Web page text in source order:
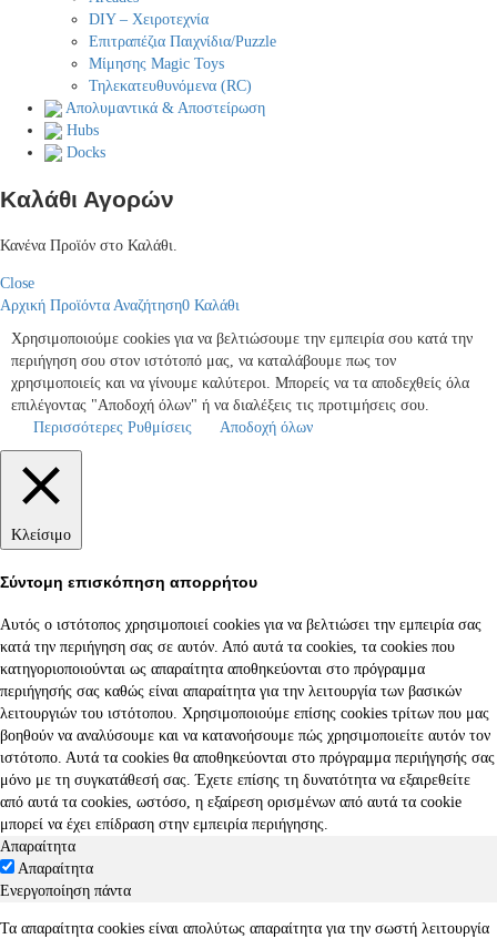
DIY – Χειροτεχνία
Επιτραπέζια Παιχνίδια/Puzzle
Μίμησης Magic Toys
Τηλεκατευθυνόμενα (RC)
Απολυμαντικά & Αποστείρωση
Hubs
Docks
Καλάθι Αγορών
Κανένα Προϊόν στο Καλάθι.
Close
Αρχική Προϊόντα Αναζήτηση0 Καλάθι
Χρησιμοποιούμε cookies για να βελτιώσουμε την εμπειρία σου κατά την
περιήγηση σου στον ιστότοπό μας, να καταλάβουμε πως τον
χρησιμοποιείς και να γίνουμε καλύτεροι. Μπορείς να τα αποδεχθείς όλα
επιλέγοντας "Αποδοχή όλων" ή να διαλέξεις τις προτιμήσεις σου.
Περισσότερες Ρυθμίσεις
Αποδοχή όλων
Κλείσιμο
Σύντομη επισκόπηση απορρήτου
Αυτός ο ιστότοπος χρησιμοποιεί cookies για να βελτιώσει την εμπειρία σας
κατά την περιήγηση σας σε αυτόν. Από αυτά τα cookies, τα cookies που
κατηγοριοποιούνται ως απαραίτητα αποθηκεύονται στο πρόγραμμα
περιήγησής σας καθώς είναι απαραίτητα για την λειτουργία των βασικών
λειτουργιών του ιστότοπου. Χρησιμοποιούμε επίσης cookies τρίτων που μας
βοηθούν να αναλύσουμε και να κατανοήσουμε πώς χρησιμοποιείτε αυτόν τον
ιστότοπο. Αυτά τα cookies θα αποθηκεύονται στο πρόγραμμα περιήγησής σας
μόνο με τη συγκατάθεσή σας. Έχετε επίσης τη δυνατότητα να εξαιρεθείτε
από αυτά τα cookies, ωστόσο, η εξαίρεση ορισμένων από αυτά τα cookie
μπορεί να έχει επίδραση στην εμπειρία περιήγησης.
Απαραίτητα
Απαραίτητα
Ενεργοποίηση πάντα
Τα απαραίτητα cookies είναι απολύτως απαραίτητα για την σωστή λειτουργία